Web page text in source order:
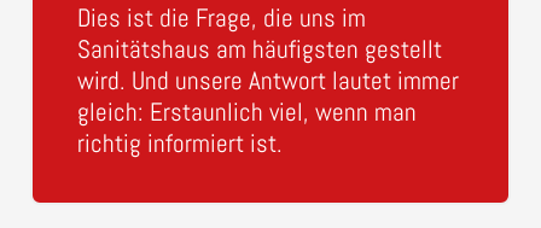
Dies ist die Frage, die uns im
Sanitätshaus am häufigsten gestellt
wird. Und unsere Antwort lautet immer
gleich: Erstaunlich viel, wenn man
richtig informiert ist.